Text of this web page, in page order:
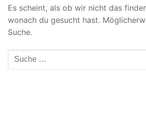
Es scheint, als ob wir nicht das
wonach du gesucht hast.
Suche.
Suchen
nach: